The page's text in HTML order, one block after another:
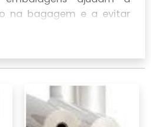
na bagagem e a evitar
explorar diferentes
e como utilizá-las de
próximas viagens.